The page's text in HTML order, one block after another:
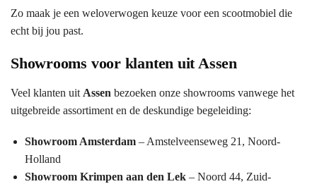
Zo maak je een weloverwogen keuze voor een scootmobiel die
echt bij jou past.
Showrooms voor klanten uit Assen
Veel klanten uit Assen bezoeken onze showrooms vanwege het
uitgebreide assortiment en de deskundige begeleiding:
Showroom Amsterdam – Amstelveenseweg 21, Noord-
Holland
Showroom Krimpen aan den Lek – Noord 44, Zuid-